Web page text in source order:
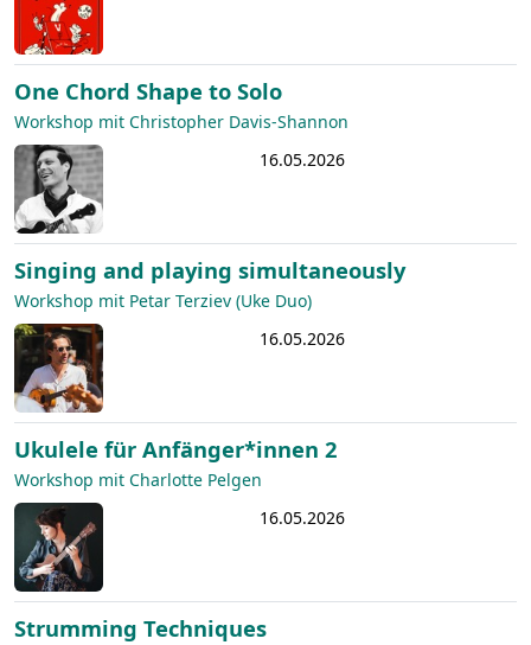
One Chord Shape to Solo
Workshop mit Christopher Davis-Shannon
16.05.2026
Singing and playing simultaneously
Workshop mit Petar Terziev (Uke Duo)
16.05.2026
Ukulele für Anfänger*innen 2
Workshop mit Charlotte Pelgen
16.05.2026
Strumming Techniques